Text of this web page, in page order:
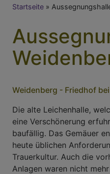
Breadcrumb
Startseite
Weidenberg - Friedhof
Die alte Leichenhalle,
eine Verschönerung
baufällig. Das Gemäuer
heute üblichen
Trauerkultur. Auch die
Anlagen waren nicht